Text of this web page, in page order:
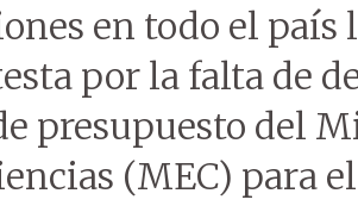
en todo el país
por la falta de
presupuesto del
(MEC) para